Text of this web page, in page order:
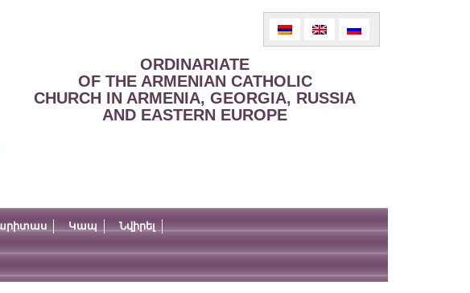
ORDINARIATE
OF THE ARMENIAN CATHOLIC
CHURCH IN ARMENIA, GEORGIA, RUSSIA
AND EASTERN EUROPE
Կապ Նվիրել